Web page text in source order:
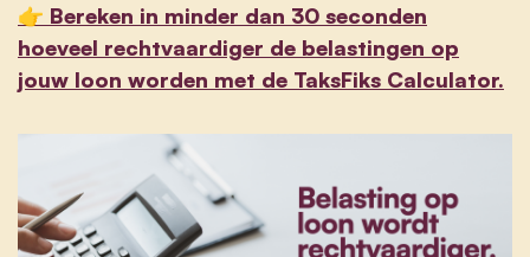
👉 Bereken in minder dan 30 seconden
hoeveel rechtvaardiger de belastingen op
jouw loon worden met de TaksFiks Calculator.